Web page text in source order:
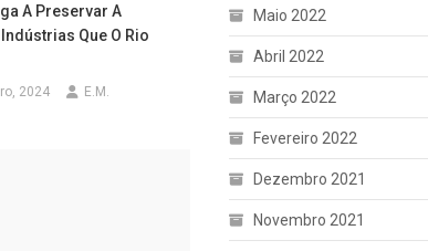
A Preservar A
Que O Rio
2024 E.M.
Maio 2022
Abril 2022
Março 2022
Fevereiro 2022
Dezembro 2021
Novembro 2021